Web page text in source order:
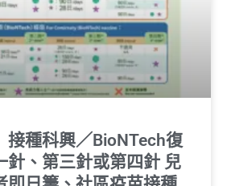
接種科興／BioNTech復
針、第三針或第四針 兒